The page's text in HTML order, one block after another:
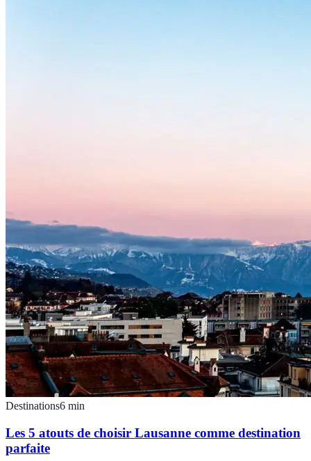
Destinations6 min
Les 5 atouts de choisir Lausanne comme destination
parfaite